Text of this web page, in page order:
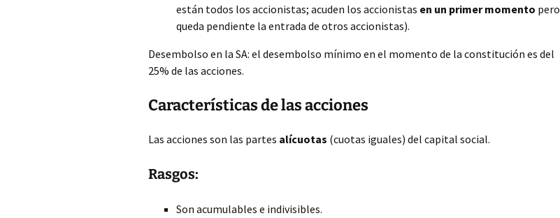
están todos los accionistas; acuden los accionistas en un primer momento pero
queda pendiente la entrada de otros accionistas).
Desembolso en la SA: el desembolso mínimo en el momento de la constitución es del
25% de las acciones.
Características de las acciones
Las acciones son las partes alícuotas (cuotas iguales) del capital social.
Rasgos:
Son acumulables e indivisibles.